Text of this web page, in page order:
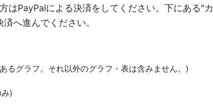
はPayPalによる決済をしてください。下にある"カ
へ進んでください。
るグラフ。それ以外のグラフ・表は含みません。)
)